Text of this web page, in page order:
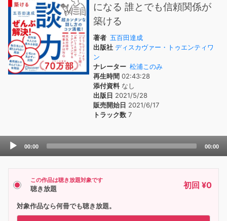
になる 誰とでも信頼関係が
築ける
著者 五百田達成
出版社 ディスカヴァー・トゥエンティワ
ン
ナレーター 松浦このみ
再生時間 02:43:28
添付資料なし
出版日 2021/5/28
販売開始日 2021/6/17
トラック数 7
Audio
00:00 00:00
この作品は聴き放題対象です
聴き放題 初回 ¥0
対象作品なら何冊でも聴き放題。